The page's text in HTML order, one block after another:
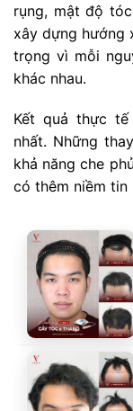
rụng, mật độ
xây dựng hướng
trọng vì mỗi
khác nhau.
Kết quả thực
nhất. Những
khả năng che
có thêm niềm